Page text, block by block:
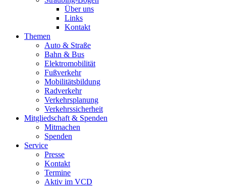
Über uns
Links
Kontakt
Themen
Auto & Straße
Bahn & Bus
Elektromobilität
Fußverkehr
Mobilitätsbildung
Radverkehr
Verkehrsplanung
Verkehrssicherheit
Mitgliedschaft & Spenden
Mitmachen
Spenden
Service
Presse
Kontakt
Termine
Aktiv im VCD